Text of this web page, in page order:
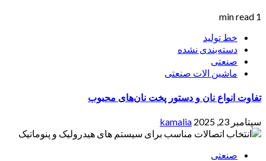
1 min read
خط تولید
دسته‌بندی نشده
صنعتی
ماشین الات صنعتی
تفاوت انواع نان و دستور پخت نان‌های محبوب
سپتامبر 23, 2025 kamalia
صنعتی